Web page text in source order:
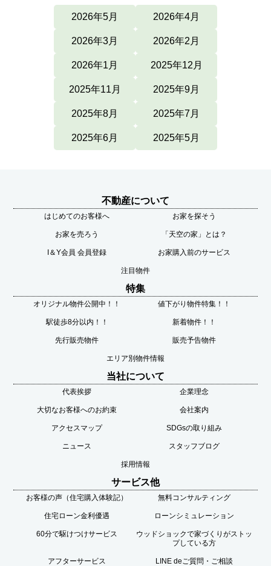
2026年5月 2026年4月
2026年3月 2026年2月
2026年1月 2025年12月
2025年11月 2025年9月
2025年8月 2025年7月
2025年6月 2025年5月
不動産について
はじめてのお客様へ お家を探そう
お家を売ろう 「天空の家」とは？
I＆Y会員 会員登録 お家購入前のサービス
注目物件
特集
オリジナル物件公開中！！ 値下がり物件特集！！
駅徒歩8分以内！！ 新着物件！！
先行販売物件 販売予告物件
エリア別物件情報
当社について
代表挨拶 企業理念
大切なお客様へのお約束 会社案内
アクセスマップ SDGsの取り組み
ニュース スタッフブログ
採用情報
サービス他
お客様の声（住宅購入体験記） 無料コンサルティング
住宅ローン金利優遇 ローンシミュレーション
60分で駆けつけサービス
ウッドショックで家づくりがストッ
プしている方
アフターサービス LINE deご質問・ご相談